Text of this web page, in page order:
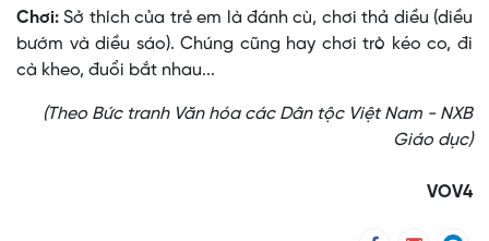
Chơi:Sở thích của trẻ em là đánh cù, chơi thả diều (diều
bướm và diều sáo). Chúng cũng hay chơi trò kéo co, đi
cà kheo, đuổi bắt nhau...
(Theo Bức tranh Văn hóa các Dân tộc Việt Nam - NXB
Giáo dục)
VOV4